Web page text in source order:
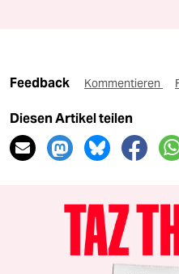
Feedback Kommentieren
Diesen Artikel teilen